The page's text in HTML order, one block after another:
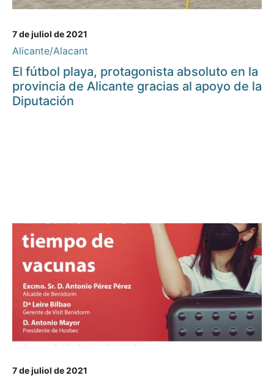
7 de juliol de 2021
Alicante/Alacant
El fútbol playa, protagonista absoluto en la
provincia de Alicante gracias al apoyo de la
Diputación
7 de juliol de 2021